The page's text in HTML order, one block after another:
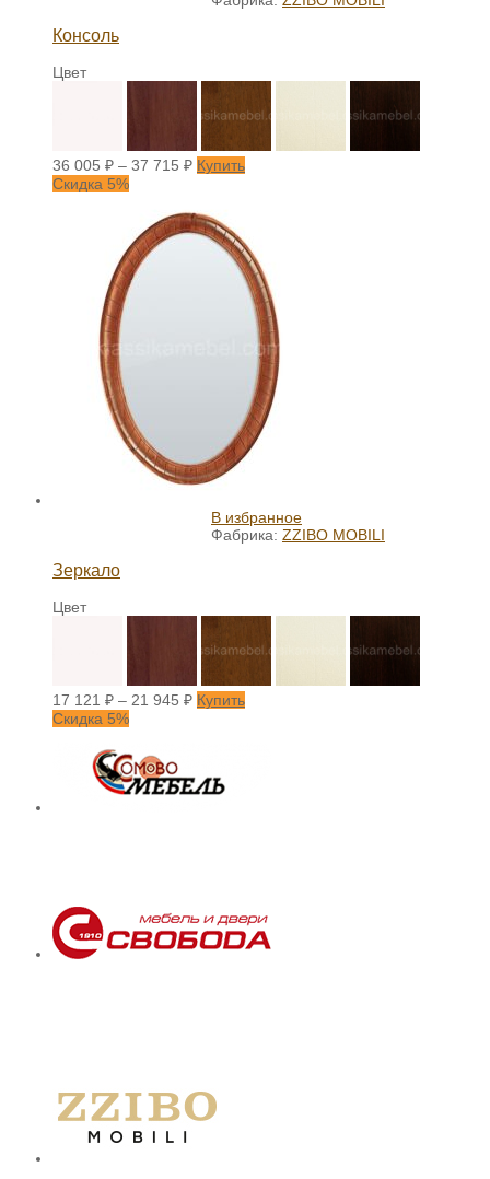
Консоль
Цвет
36 005 ₽ – 37 715 ₽ Купить
Скидка 5%
В избранное
Фабрика: ZZIBO MOBILI
Зеркало
Цвет
17 121 ₽ – 21 945 ₽ Купить
Скидка 5%